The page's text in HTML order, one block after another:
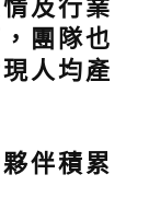
及行業
團隊也
人均產
伴積累